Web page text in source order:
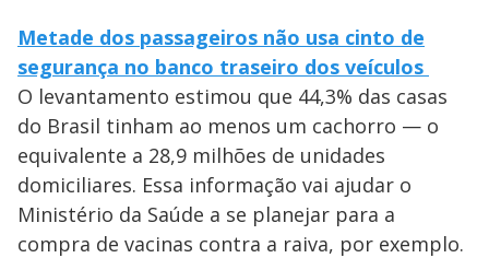
Metade dos passageiros não usa cinto de
segurança no banco traseiro dos veículos
O levantamento estimou que 44,3% das casas
do Brasil tinham ao menos um cachorro — o
equivalente a 28,9 milhões de unidades
domiciliares. Essa informação vai ajudar o
Ministério da Saúde a se planejar para a
compra de vacinas contra a raiva, por exemplo.